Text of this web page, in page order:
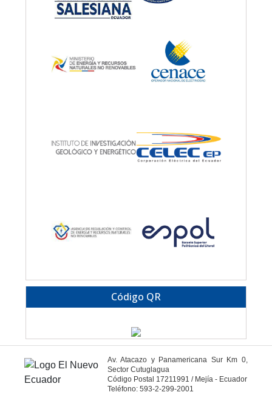
Código QR
Av. Atacazo y Panamericana Sur Km 0,
Sector Cutuglagua
Código Postal 17211991 / Mejía - Ecuador
Teléfono: 593-2-299-2001